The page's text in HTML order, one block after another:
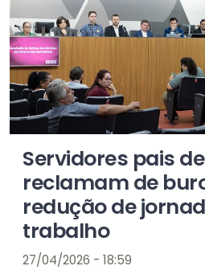
Servidores pais
reclamam de
redução de
trabalho
27/04/2026 - 18:59